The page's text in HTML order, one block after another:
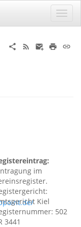
im
Kiel
502
3441